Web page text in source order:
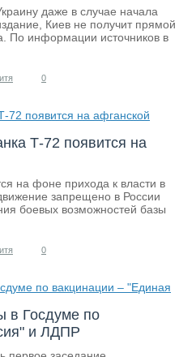
даже в случае начала
Киев не получит прямой
По информации источников в
0
Т-72 появится на
на фоне прихода к власти в
запрещено в России
боевых возможностей базы
0
в Госдуме по
и ЛДПР